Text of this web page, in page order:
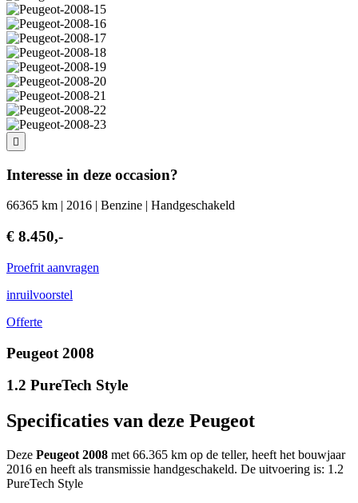
Interesse in deze occasion?
66365 km | 2016 | Benzine | Handgeschakeld
€ 8.450,-
Proefrit aanvragen
inruilvoorstel
Offerte
Peugeot 2008
1.2 PureTech Style
Specificaties van deze Peugeot
Deze Peugeot 2008 met 66.365 km op de teller, heeft het bouwjaar
2016 en heeft als transmissie handgeschakeld. De uitvoering is: 1.2
PureTech Style